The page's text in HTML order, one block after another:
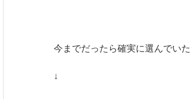
今までだったら確実に選んでいた
↓